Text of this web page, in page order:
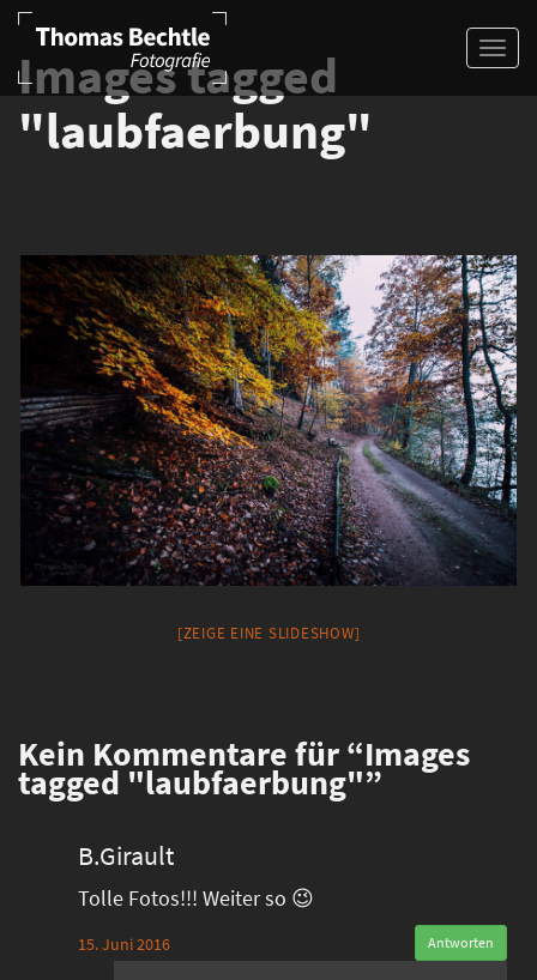
Images tagged
"laubfaerbung"
[ZEIGE EINE SLIDESHOW]
Kein Kommentare für “Images
tagged "laubfaerbung"”
B.Girault
Tolle Fotos!!! Weiter so 😉
15. Juni 2016 Antworten